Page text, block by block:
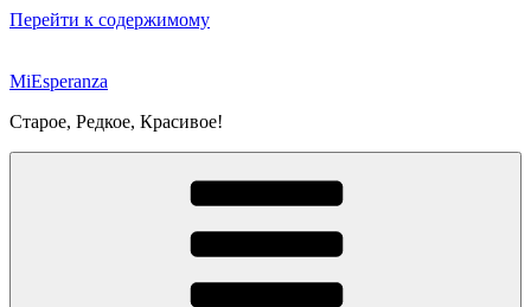
Перейти к содержимому
MiEsperanza
Старое, Редкое, Красивое!